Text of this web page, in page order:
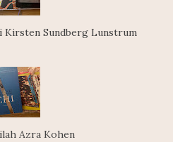
Kirsten Sundberg Lunstrum
Azra Kohen